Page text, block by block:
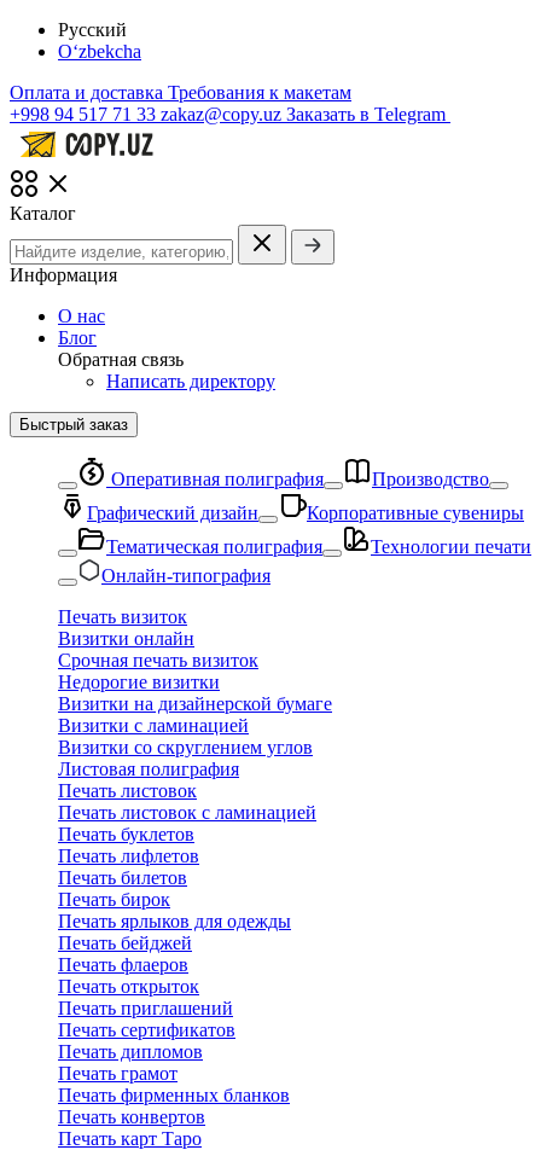
Русский
O‘zbekcha
Оплата и доставка Требования к макетам
+998 94 517 71 33 zakaz@copy.uz Заказать в Telegram
Каталог
Информация
О нас
Блог
Обратная связь
Написать директору
Быстрый заказ
Оперативная полиграфия
Производство
Графический дизайн
Корпоративные сувениры
Тематическая полиграфия
Технологии печати
Онлайн-типография
Печать визиток
Визитки онлайн
Срочная печать визиток
Недорогие визитки
Визитки на дизайнерской бумаге
Визитки с ламинацией
Визитки со скруглением углов
Листовая полиграфия
Печать листовок
Печать листовок с ламинацией
Печать буклетов
Печать лифлетов
Печать билетов
Печать бирок
Печать ярлыков для одежды
Печать бейджей
Печать флаеров
Печать открыток
Печать приглашений
Печать сертификатов
Печать дипломов
Печать грамот
Печать фирменных бланков
Печать конвертов
Печать карт Таро